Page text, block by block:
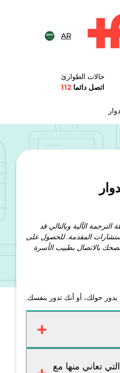
AR
حالات الطوارئ
اتصل دائما 112
الآلية وبالتالي قد
المقدمة. للحصول على
بالاتصال بطبيب الأسرة
حولك، أو أنك تدور بنفسك.
تعاني منها مع